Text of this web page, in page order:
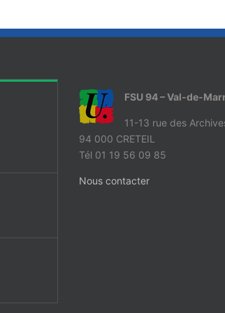
FSU 94 – Val-de-
11-13 rue des
94 000 CRETEIL
Tél 01 19 56 09 85
Nous contacter